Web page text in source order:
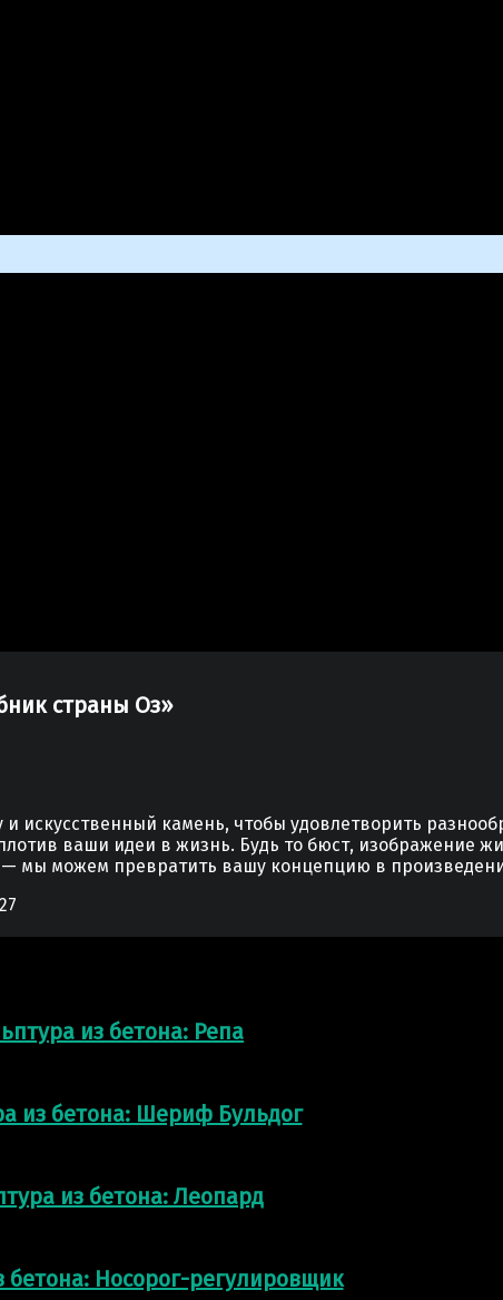
страны Оз»
камень, чтобы удовлетворить
ваши идеи в жизнь. Будь то бюст, изображение
мы можем превратить вашу концепцию в
из бетона: Репа
из бетона: Шериф Бульдог
из бетона: Леопард
бетона: Носорог-регулировщик